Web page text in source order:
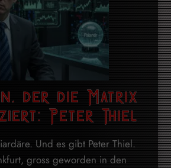
der die Matrix
Peter Thiel
Und es gibt Peter Thiel.
gross geworden in den